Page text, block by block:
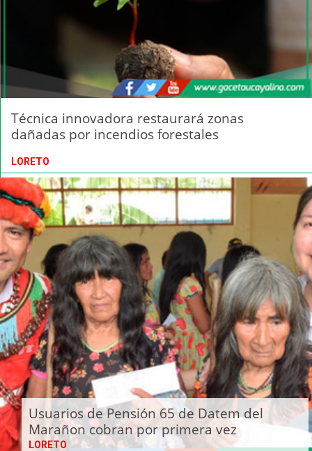
Técnica innovadora restaurará zonas
dañadas por incendios forestales
LORETO
Usuarios de Pensión 65 de Datem del
Marañon cobran por primera vez
LORETO